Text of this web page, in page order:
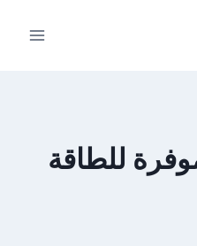
للطاقة